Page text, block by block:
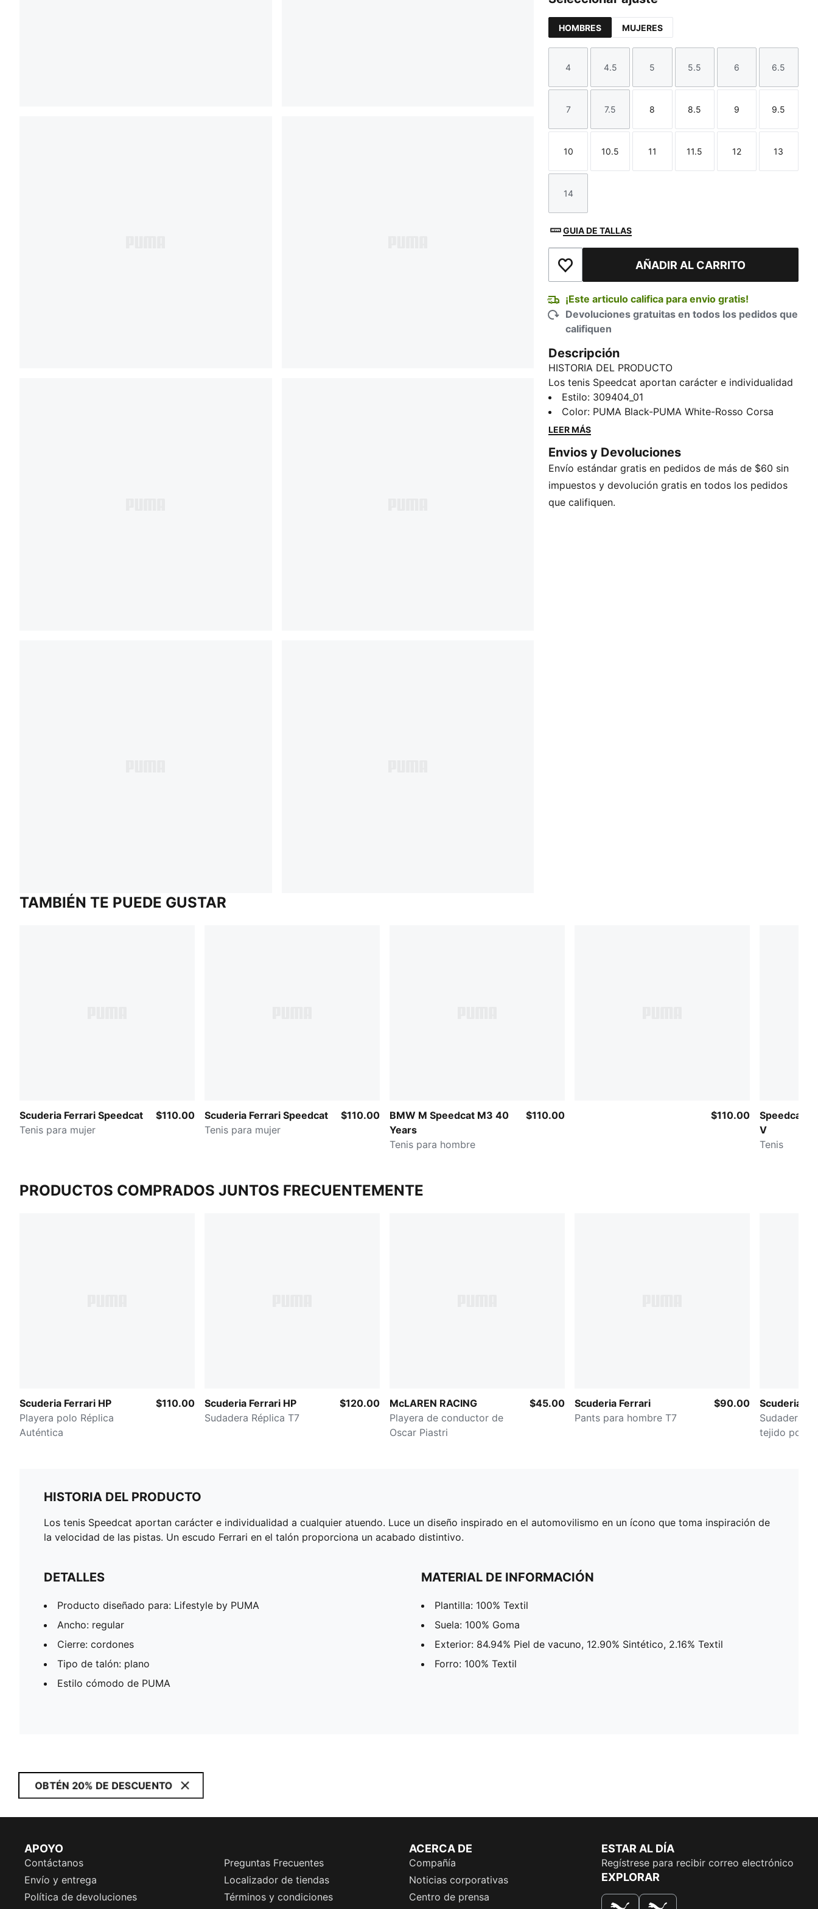
HOMBRES MUJERES
Talla
4
Talla
4.5
Talla
5
Talla
5.5
Talla
6
Talla
6.5
Talla
7
Talla
7.5
Talla
8
Talla
8.5
Talla
9
Talla
9.5
Talla
10
Talla
10.5
Talla
11
Talla
11.5
Talla
12
Talla
13
Talla
14
GUIA DE TALLAS
Añadir a la lista de deseosAÑADIR AL CARRITO
¡Este articulo califica para envio gratis!
Devoluciones gratuitas en todos los pedidos que
califiquen
Descripción
HISTORIA DEL PRODUCTO
Los tenis Speedcat aportan carácter e individualidad
a cualquier atuendo. Luce un diseño inspirado en el
automovilismo en un ícono que toma inspiración de la
velocidad de las pistas. Un escudo Ferrari en el talón
DETALLES
Producto diseñado para: Lifestyle by PUMA
Ancho: regular
Cierre: cordones
Estilo: 309404_01
Color: PUMA Black-PUMA White-Rosso Corsa
LEER MÁS
Envios y Devoluciones
Envío estándar gratis en pedidos de más de $60 sin
impuestos y devolución gratis en todos los pedidos
que califiquen.
TAMBIÉN TE PUEDE GUSTAR
Scuderia Ferrari Speedcat
Tenis para mujer
$110.00
Scuderia Ferrari Speedcat
Tenis para mujer
$110.00
BMW M Speedcat M3 40
Years
Tenis para hombre
$110.00 $110.00
Speedcat
V
Tenis
PRODUCTOS COMPRADOS JUNTOS FRECUENTEMENTE
Scuderia Ferrari HP
Playera polo Réplica
Auténtica
$110.00
Scuderia Ferrari HP
Sudadera Réplica T7
$120.00
McLAREN RACING
Playera de conductor de
Oscar Piastri
$45.00
Scuderia Ferrari
Pants para hombre T7
$90.00
Scuderia
Sudadera
tejido polar
HISTORIA DEL PRODUCTO
Los tenis Speedcat aportan carácter e individualidad a cualquier atuendo. Luce un diseño inspirado en el automovilismo en un ícono que toma inspiración de
la velocidad de las pistas. Un escudo Ferrari en el talón proporciona un acabado distintivo.
DETALLES
Producto diseñado para: Lifestyle by PUMA
Ancho: regular
Cierre: cordones
Tipo de talón: plano
Estilo cómodo de PUMA
MATERIAL DE INFORMACIÓN
Plantilla: 100% Textil
Suela: 100% Goma
Exterior: 84.94% Piel de vacuno, 12.90% Sintético, 2.16% Textil
Forro: 100% Textil
OBTÉN 20% DE DESCUENTO
APOYO
Contáctanos
Preguntas Frecuentes
Envío y entrega
Localizador de tiendas
Política de devoluciones
Términos y condiciones
ACERCA DE
Compañía
Noticias corporativas
Centro de prensa
ESTAR AL DÍA
Regístrese para recibir correo electrónico
EXPLORAR